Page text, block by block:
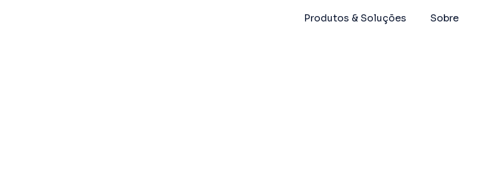
Produtos & Soluções Sobre